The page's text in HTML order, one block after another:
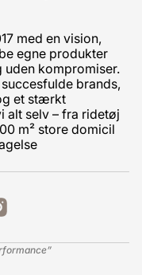
med en vision,
egne produkter
uden kompromiser.
brands,
et stærkt
alt selv – fra ridetøj
m² store domicil